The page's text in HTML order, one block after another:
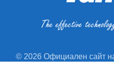
© 2026 Официален сайт